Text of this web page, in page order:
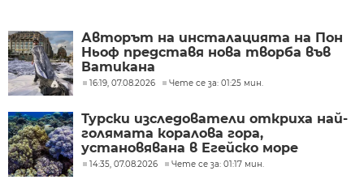
Авторът на инсталацията на Пон
Ньоф представя нова творба във
Ватикана
16:19, 07.08.2026 Чете се за: 01:25 мин.
Турски изследователи откриха най-
голямата коралова гора,
установявана в Егейско море
14:35, 07.08.2026 Чете се за: 01:17 мин.